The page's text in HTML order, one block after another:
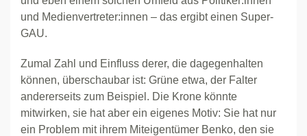
und Medienvertreter:innen – das ergibt einen Super-
GAU.
Zumal Zahl und Einfluss derer, die dagegenhalten
können, überschaubar ist: Grüne etwa, der Falter
andererseits zum Beispiel. Die Krone könnte
mitwirken, sie hat aber ein eigenes Motiv: Sie hat nur
ein Problem mit ihrem Miteigentümer Benko, den sie